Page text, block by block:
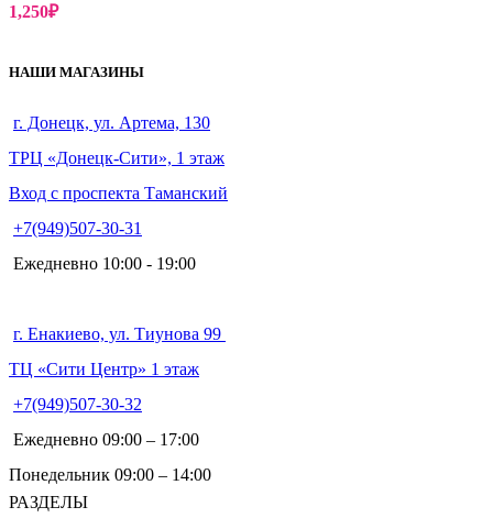
1,250₽
НАШИ МАГАЗИНЫ
г. Донецк, ул. Артема, 130
ТРЦ «Донецк-Сити», 1 этаж
Вход с проспекта Таманский
+7(949)507-30-31
Ежедневно 10:00 - 19:00
г. Енакиево, ул. Тиунова 99
ТЦ «Сити Центр» 1 этаж
+7(949)507-30-32
Ежедневно 09:00 – 17:00
Понедельник 09:00 – 14:00
РАЗДЕЛЫ